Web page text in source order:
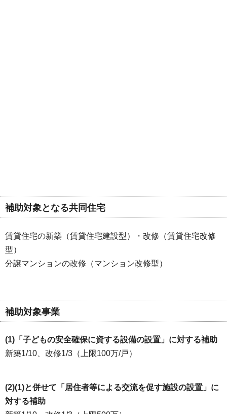
補助対象となる共同住宅
賃貸住宅の新築（賃貸住宅建設型）・改修（賃貸住宅改修
型）
分譲マンションの改修（マンション改修型）
補助対象事業
(1)「子どもの安全確保に資する設備の設置」に対する補助
新築1/10、改修1/3（上限100万/戸）
(2)(1)と併せて「居住者等による交流を促す施設の設置」に
対する補助